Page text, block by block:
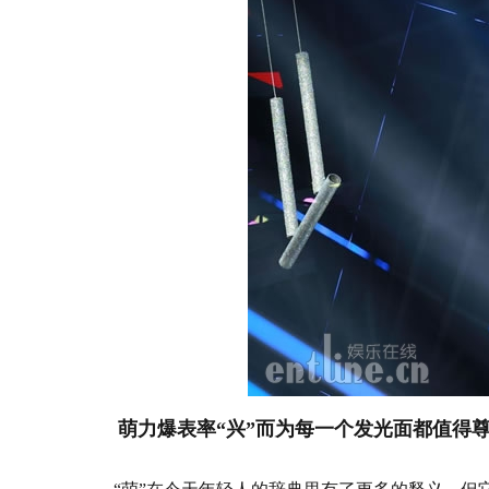
萌力爆表率“兴”而为每一个发光面都值得